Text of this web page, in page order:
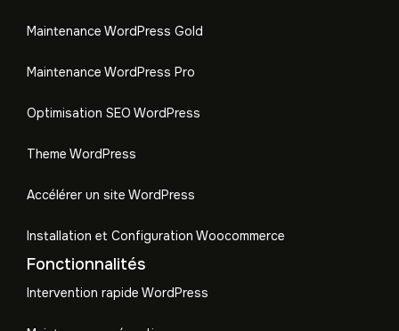
Maintenance WordPress Gold
Maintenance WordPress Pro
Optimisation SEO WordPress
Theme WordPress
Accélérer un site WordPress
Installation et Configuration Woocommerce
Fonctionnalités
Intervention rapide WordPress